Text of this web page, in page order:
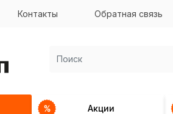
Контакты Обратная связь
Акции